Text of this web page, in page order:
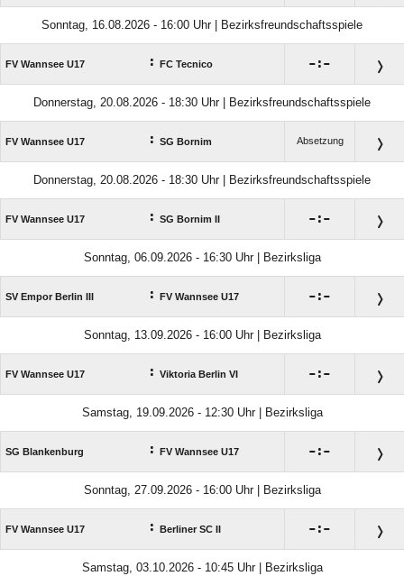
Sonntag, 16.08.2026 - 16:00 Uhr | Bezirksfreundschaftsspiele
FV Wannsee U17 : FC Tecnico :
Donnerstag, 20.08.2026 - 18:30 Uhr | Bezirksfreundschaftsspiele
FV Wannsee U17 : SG Bornim Absetzung
Donnerstag, 20.08.2026 - 18:30 Uhr | Bezirksfreundschaftsspiele
FV Wannsee U17 : SG Bornim II :
Sonntag, 06.09.2026 - 16:30 Uhr | Bezirksliga
SV Empor Berlin III : FV Wannsee U17 :
Sonntag, 13.09.2026 - 16:00 Uhr | Bezirksliga
FV Wannsee U17 : Viktoria Berlin VI :
Samstag, 19.09.2026 - 12:30 Uhr | Bezirksliga
SG Blankenburg : FV Wannsee U17 :
Sonntag, 27.09.2026 - 16:00 Uhr | Bezirksliga
FV Wannsee U17 : Berliner SC II :
Samstag, 03.10.2026 - 10:45 Uhr | Bezirksliga